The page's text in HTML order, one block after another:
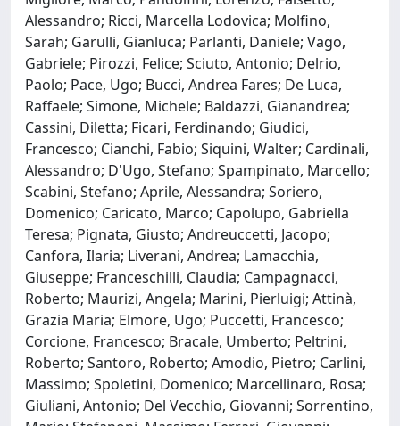
Alessandro; Ricci, Marcella Lodovica; Molfino,
Sarah; Garulli, Gianluca; Parlanti, Daniele; Vago,
Gabriele; Pirozzi, Felice; Sciuto, Antonio; Delrio,
Paolo; Pace, Ugo; Bucci, Andrea Fares; De Luca,
Raffaele; Simone, Michele; Baldazzi, Gianandrea;
Cassini, Diletta; Ficari, Ferdinando; Giudici,
Francesco; Cianchi, Fabio; Siquini, Walter; Cardinali,
Alessandro; D'Ugo, Stefano; Spampinato, Marcello;
Scabini, Stefano; Aprile, Alessandra; Soriero,
Domenico; Caricato, Marco; Capolupo, Gabriella
Teresa; Pignata, Giusto; Andreuccetti, Jacopo;
Canfora, Ilaria; Liverani, Andrea; Lamacchia,
Giuseppe; Franceschilli, Claudia; Campagnacci,
Roberto; Maurizi, Angela; Marini, Pierluigi; Attinà,
Grazia Maria; Elmore, Ugo; Puccetti, Francesco;
Corcione, Francesco; Bracale, Umberto; Peltrini,
Roberto; Santoro, Roberto; Amodio, Pietro; Carlini,
Massimo; Spoletini, Domenico; Marcellinaro, Rosa;
Giuliani, Antonio; Del Vecchio, Giovanni; Sorrentino,